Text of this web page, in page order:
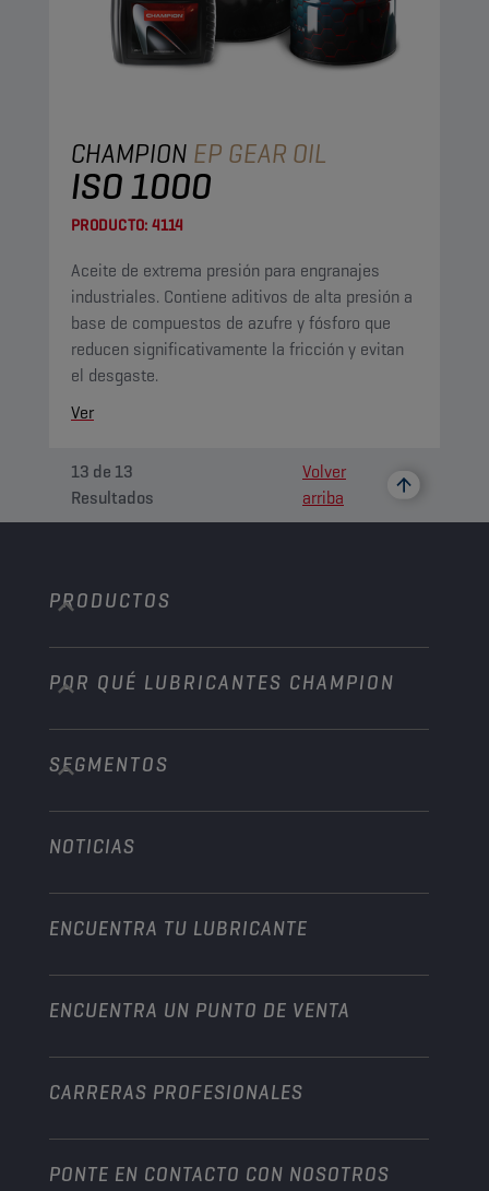
CHAMPION EP GEAR OIL
ISO 1000
PRODUCTO: 4114
Aceite de extrema presión para engranajes
industriales. Contiene aditivos de alta presión a
base de compuestos de azufre y fósforo que
reducen significativamente la fricción y evitan
el desgaste.
Ver
13 de 13
Resultados
Volver
arriba
PRODUCTOS
Automóvil
Camiones y autobuses
Vehículo pesado
Motocicleta y vehículo todoterreno
Industria
Naútica
POR QUÉ LUBRICANTES CHAMPION
Acerca de nosotros
Technology
Colaboraciones en deportes de motor
SEGMENTOS
Automóvil
Motocicleta
Servicio pesado
NOTICIAS
ENCUENTRA TU LUBRICANTE
ENCUENTRA UN PUNTO DE VENTA
CARRERAS PROFESIONALES
PONTE EN CONTACTO CON NOSOTROS